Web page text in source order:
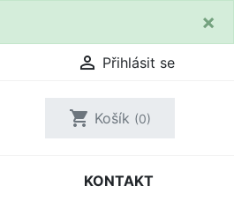
×
 Přihlásit se
shopping_cart Košík (0)
KONTAKT